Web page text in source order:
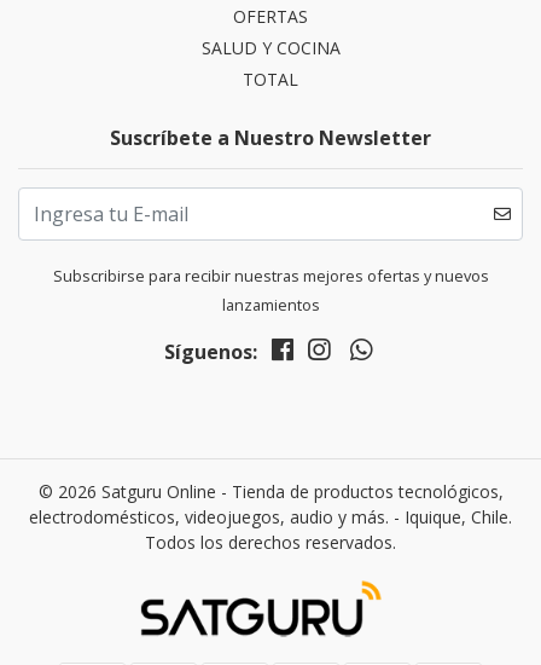
OFERTAS
SALUD Y COCINA
TOTAL
Suscríbete a Nuestro Newsletter
Subscribirse para recibir nuestras mejores ofertas y nuevos
lanzamientos
Síguenos:
© 2026 Satguru Online - Tienda de productos tecnológicos,
electrodomésticos, videojuegos, audio y más. - Iquique, Chile.
Todos los derechos reservados.